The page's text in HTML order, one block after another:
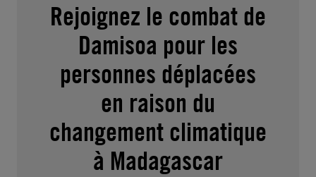
Rejoignez le combat de
Damisoa pour les
personnes déplacées
en raison du
changement climatique
à Madagascar